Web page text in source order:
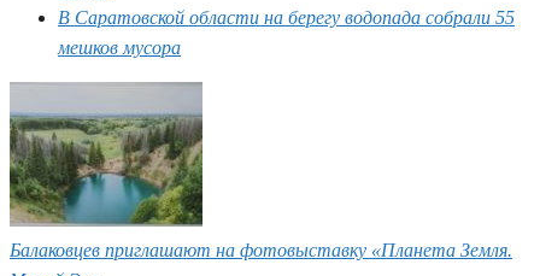
В Саратовской области на берегу водопада собрали 55
мешков мусора
Балаковцев приглашают на фотовыставку «Планета Земля.